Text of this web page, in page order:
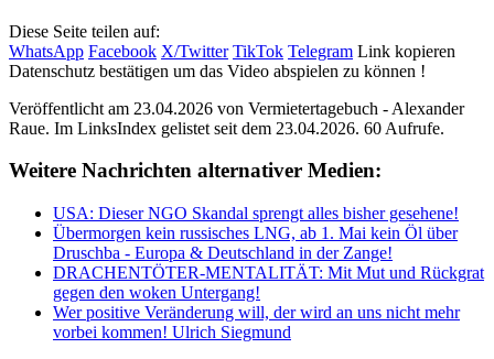
Diese Seite teilen auf:
WhatsApp Facebook X/Twitter TikTok Telegram Link kopieren
Datenschutz bestätigen um das Video abspielen zu können !
Veröffentlicht am 23.04.2026 von Vermietertagebuch - Alexander
Raue. Im LinksIndex gelistet seit dem 23.04.2026. 60 Aufrufe.
Weitere Nachrichten alternativer Medien:
USA: Dieser NGO Skandal sprengt alles bisher gesehene!
Übermorgen kein russisches LNG, ab 1. Mai kein Öl über
Druschba - Europa & Deutschland in der Zange!
DRACHENTÖTER-MENTALITÄT: Mit Mut und Rückgrat
gegen den woken Untergang!
Wer positive Veränderung will, der wird an uns nicht mehr
vorbei kommen! Ulrich Siegmund